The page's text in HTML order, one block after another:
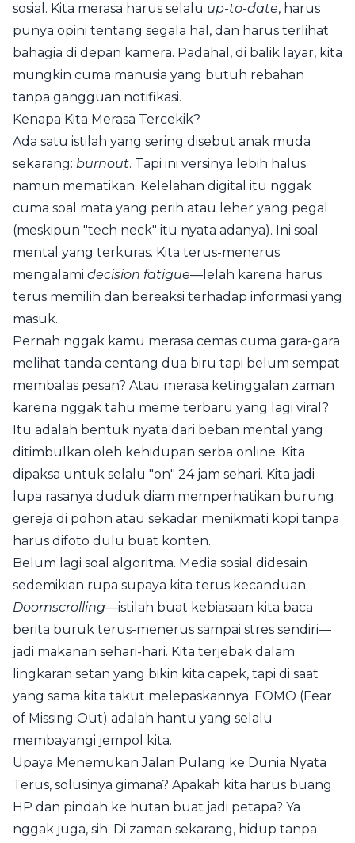
sosial. Kita merasa harus selalu up-to-date, harus
punya opini tentang segala hal, dan harus terlihat
bahagia di depan kamera. Padahal, di balik layar, kita
mungkin cuma manusia yang butuh rebahan
tanpa gangguan notifikasi.
Kenapa Kita Merasa Tercekik?
Ada satu istilah yang sering disebut anak muda
sekarang: burnout. Tapi ini versinya lebih halus
namun mematikan. Kelelahan digital itu nggak
cuma soal mata yang perih atau leher yang pegal
(meskipun "tech neck" itu nyata adanya). Ini soal
mental yang terkuras. Kita terus-menerus
mengalami decision fatigue—lelah karena harus
terus memilih dan bereaksi terhadap informasi yang
masuk.
Pernah nggak kamu merasa cemas cuma gara-gara
melihat tanda centang dua biru tapi belum sempat
membalas pesan? Atau merasa ketinggalan zaman
karena nggak tahu meme terbaru yang lagi viral?
Itu adalah bentuk nyata dari beban mental yang
ditimbulkan oleh kehidupan serba online. Kita
dipaksa untuk selalu "on" 24 jam sehari. Kita jadi
lupa rasanya duduk diam memperhatikan burung
gereja di pohon atau sekadar menikmati kopi tanpa
harus difoto dulu buat konten.
Belum lagi soal algoritma. Media sosial didesain
sedemikian rupa supaya kita terus kecanduan.
Doomscrolling—istilah buat kebiasaan kita baca
berita buruk terus-menerus sampai stres sendiri—
jadi makanan sehari-hari. Kita terjebak dalam
lingkaran setan yang bikin kita capek, tapi di saat
yang sama kita takut melepaskannya. FOMO (Fear
of Missing Out) adalah hantu yang selalu
membayangi jempol kita.
Upaya Menemukan Jalan Pulang ke Dunia Nyata
Terus, solusinya gimana? Apakah kita harus buang
HP dan pindah ke hutan buat jadi petapa? Ya
nggak juga, sih. Di zaman sekarang, hidup tanpa